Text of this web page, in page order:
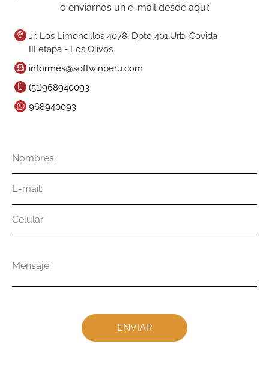
o enviarnos un e-mail desde aquí:
Jr. Los Limoncillos 4078, Dpto 401,Urb. Covida
III etapa - Los Olivos
informes@softwinperu.com
(51)968940093
968940093
mail